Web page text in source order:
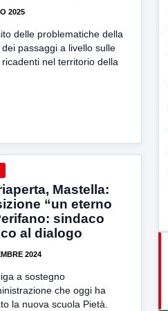
2025
delle problematiche della
passaggi a livello sulle
nel territorio della
Mastella:
“un eterno
sindaco
al dialogo
2024
a sostegno
che oggi ha
la nuova scuola Pietà.